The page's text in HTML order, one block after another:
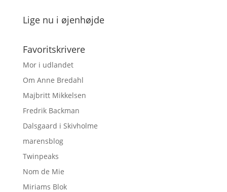
Lige nu i øjenhøjde
Favoritskrivere
Mor i udlandet
Om Anne Bredahl
Majbritt Mikkelsen
Fredrik Backman
Dalsgaard i Skivholme
marensblog
Twinpeaks
Nom de Mie
Miriams Blok